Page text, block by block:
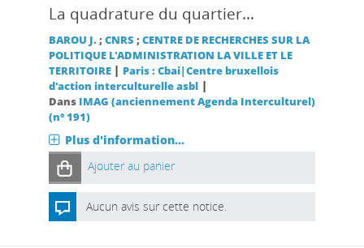
La quadrature du quartier...
BAROU J.;CNRS ;CENTRE DE RECHERCHES SUR LA
POLITIQUE L'ADMINISTRATION LA VILLE ET LE
TERRITOIRE | Paris : Cbai|Centre bruxellois
d'action interculturelle asbl|
Dans IMAG (anciennement Agenda Interculturel)
(n° 191)
Plus d'information...
Ajouter au panier
Aucun avis sur cette notice.